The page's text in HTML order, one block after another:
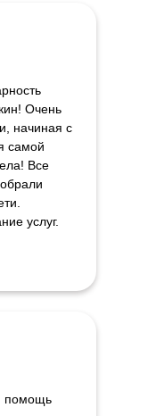
Очень
начиная с
самой
Все
услуг.
помощь